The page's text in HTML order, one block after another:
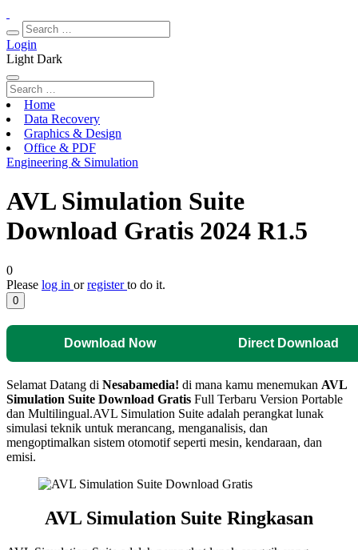
Login
Light Dark
Home
Data Recovery
Graphics & Design
Office & PDF
Engineering & Simulation
AVL Simulation Suite
Download Gratis 2024 R1.5
0
Please log in orregisterto do it.
0
Download Now Direct Download
Selamat Datang di Nesabamedia! di mana kamu menemukan AVL
Simulation Suite Download Gratis Full Terbaru Version Portable
dan Multilingual.AVL Simulation Suite adalah perangkat lunak
simulasi teknik untuk merancang, menganalisis, dan
mengoptimalkan sistem otomotif seperti mesin, kendaraan, dan
emisi.
AVL Simulation Suite Ringkasan